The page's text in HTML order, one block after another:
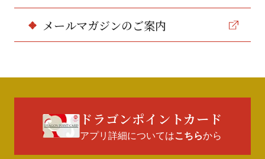
メールマガジンのご案内
ドラゴンポイントカード
アプリ詳細についてはこちらから